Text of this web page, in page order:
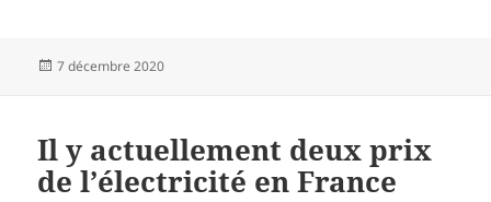
Publié
7 décembre 2020
Il y actuellement deux prix
de l’électricité en France